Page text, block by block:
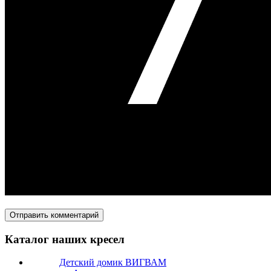
Каталог наших кресел
Детский домик ВИГВАМ